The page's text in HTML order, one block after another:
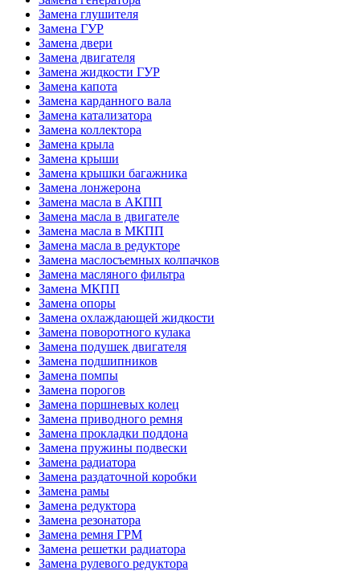
Замена глушителя
Замена ГУР
Замена двери
Замена двигателя
Замена жидкости ГУР
Замена капота
Замена карданного вала
Замена катализатора
Замена коллектора
Замена крыла
Замена крыши
Замена крышки багажника
Замена лонжерона
Замена масла в АКПП
Замена масла в двигателе
Замена масла в МКПП
Замена масла в редукторе
Замена маслосъемных колпачков
Замена масляного фильтра
Замена МКПП
Замена опоры
Замена охлаждающей жидкости
Замена поворотного кулака
Замена подушек двигателя
Замена подшипников
Замена помпы
Замена порогов
Замена поршневых колец
Замена приводного ремня
Замена прокладки поддона
Замена пружины подвески
Замена радиатора
Замена раздаточной коробки
Замена рамы
Замена редуктора
Замена резонатора
Замена ремня ГРМ
Замена решетки радиатора
Замена рулевого редуктора